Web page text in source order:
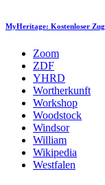
MyHeritage: Kostenloser
Zoom
ZDF
YHRD
Wortherkunft
Workshop
Woodstock
Windsor
William
Wikipedia
Westfalen